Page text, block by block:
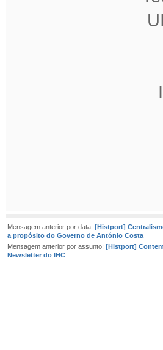
Mensagem anterior por data: [Histport]
a propósito do Governo de António Costa
Mensagem anterior por assunto: [Histport]
Newsletter do IHC